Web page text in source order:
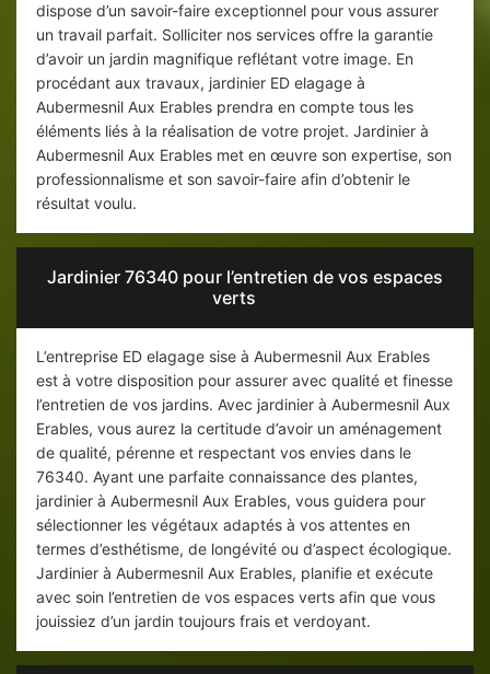
dispose d’un savoir-faire exceptionnel pour vous assurer
un travail parfait. Solliciter nos services offre la garantie
d’avoir un jardin magnifique reflétant votre image. En
procédant aux travaux, jardinier ED elagage à
Aubermesnil Aux Erables prendra en compte tous les
éléments liés à la réalisation de votre projet. Jardinier à
Aubermesnil Aux Erables met en œuvre son expertise, son
professionnalisme et son savoir-faire afin d’obtenir le
résultat voulu.
Jardinier 76340 pour l’entretien de vos espaces
verts
L’entreprise ED elagage sise à Aubermesnil Aux Erables
est à votre disposition pour assurer avec qualité et finesse
l’entretien de vos jardins. Avec jardinier à Aubermesnil Aux
Erables, vous aurez la certitude d’avoir un aménagement
de qualité, pérenne et respectant vos envies dans le
76340. Ayant une parfaite connaissance des plantes,
jardinier à Aubermesnil Aux Erables, vous guidera pour
sélectionner les végétaux adaptés à vos attentes en
termes d’esthétisme, de longévité ou d’aspect écologique.
Jardinier à Aubermesnil Aux Erables, planifie et exécute
avec soin l’entretien de vos espaces verts afin que vous
jouissiez d’un jardin toujours frais et verdoyant.